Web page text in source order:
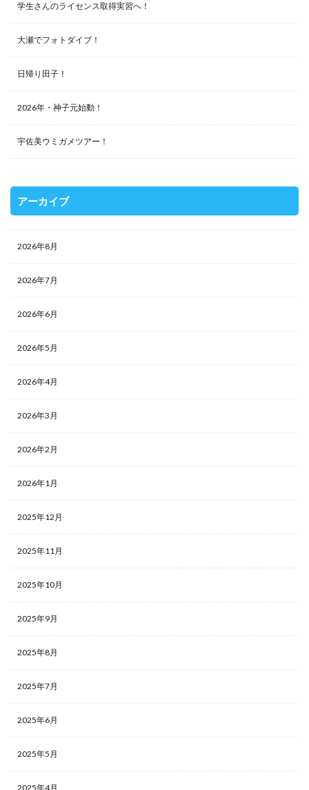
学生さんのライセンス取得実習へ！
大瀬でフォトダイブ！
日帰り田子！
2026年・神子元始動！
宇佐美ウミガメツアー！
アーカイブ
2026年8月
2026年7月
2026年6月
2026年5月
2026年4月
2026年3月
2026年2月
2026年1月
2025年12月
2025年11月
2025年10月
2025年9月
2025年8月
2025年7月
2025年6月
2025年5月
2025年4月